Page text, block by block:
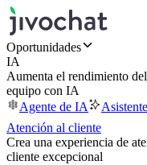
Oportunidades
IA
Aumenta el rendimiento del
equipo con IA
Agente de IA
Atención al cliente
Crea una experiencia de
cliente excepcional